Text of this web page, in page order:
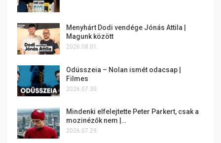
Menyhárt Dodi vendége Jónás Attila |
Magunk között
2026.08.01.
Odüsszeia – Nolan ismét odacsap |
Filmes
2026.07.30.
Mindenki elfelejtette Peter Parkert, csak a
mozinézők nem |…
2026.07.29.